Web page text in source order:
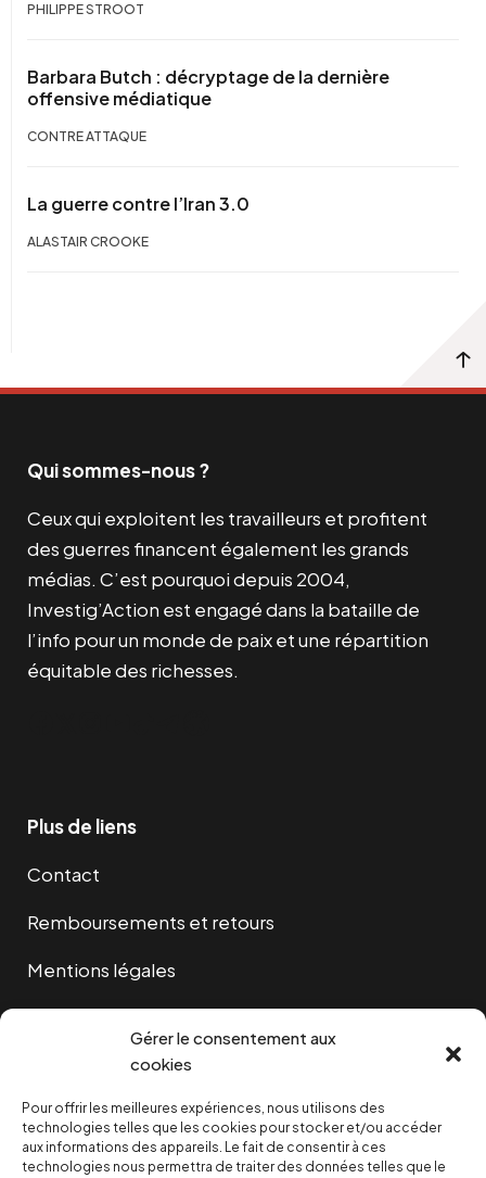
Gérer le consentement aux
cookies
Pour offrir les meilleures expériences, nous utilisons des
technologies telles que les cookies pour stocker et/ou accéder
aux informations des appareils. Le fait de consentir à ces
technologies nous permettra de traiter des données telles que le
PHILIPPE STROOT
Barbara Butch : décryptage de la dernière
offensive médiatique
CONTRE ATTAQUE
La guerre contre l’Iran 3.0
ALASTAIR CROOKE
Qui sommes-nous ?
Ceux qui exploitent les travailleurs et profitent
des guerres financent également les grands
médias. C’est pourquoi depuis 2004,
Investig’Action est engagé dans la bataille de
l’info pour un monde de paix et une répartition
équitable des richesses.
Plus de liens
Contact
Remboursements et retours
Mentions légales
NOUS SOUTENIR